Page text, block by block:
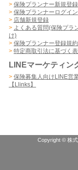
> 保険プランナー新規登録
> 保険プランナーログイン
> 店舗新規登録
> よくある質問(保険プラ
け)
> 保険プランナー登録規約
> 特定商取引法に基づく
LINEマーケティン
> 保険募集人向けLINE営
【Llinks】
Copyright © 株